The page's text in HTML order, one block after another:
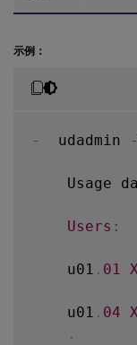
示例：
-
  udadmin
-
Usage
Users :
    u01
. 01
    u01
. 04
.